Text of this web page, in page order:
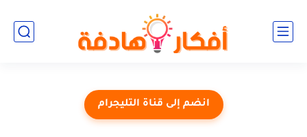
انضم إلى قناة التليجرام